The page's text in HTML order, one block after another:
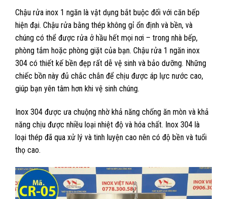
Chậu rửa inox 1 ngăn là vật dụng bắt buộc đối với căn bếp
hiện đại. Chậu rửa bằng thép không gỉ ổn định và bền, và
chúng có thể được rửa ở hầu hết mọi nơi – trong nhà bếp,
phòng tắm hoặc phòng giặt của bạn. Chậu rửa 1 ngăn inox
304 có thiết kế bền đẹp rất dễ vệ sinh và bảo dưỡng. Những
chiếc bồn này đủ chắc chắn để chịu được áp lực nước cao,
giúp bạn yên tâm hơn khi vệ sinh chúng.
Inox 304 được ưa chuộng nhờ khả năng chống ăn mòn và khả
năng chịu được nhiều loại nhiệt độ và hóa chất. Inox 304 là
loại thép đã qua xử lý và tinh luyện cao nên có độ bền và tuổi
thọ cao.